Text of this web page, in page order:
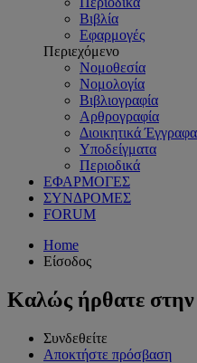
Βιβλία
Εφαρμογές
Περιεχόμενο
Νομοθεσία
Νομολογία
Βιβλιογραφία
Αρθρογραφία
Διοικητικά Έγγραφα
Υποδείγματα
Περιοδικά
ΕΦΑΡΜΟΓΕΣ
ΣΥΝΔΡΟΜΕΣ
FORUM
Home
Είσοδος
Καλώς ήρθατε
Συνδεθείτε
Αποκτήστε πρόσβαση